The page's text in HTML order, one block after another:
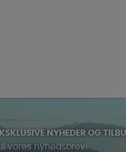
NYHEDER OG
vores nyhedsbrev!